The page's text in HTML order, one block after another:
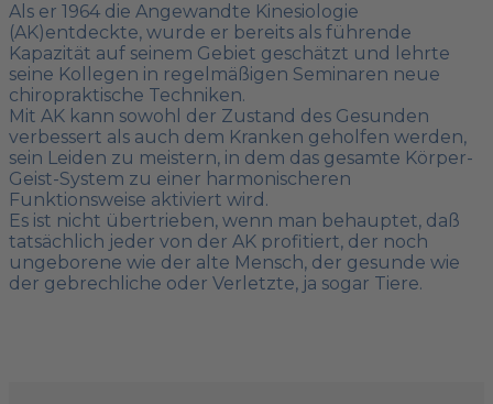
Als er 1964 die Angewandte Kinesiologie
(AK)entdeckte, wurde er bereits als führende
Kapazität auf seinem Gebiet geschätzt und lehrte
seine Kollegen in regelmäßigen Seminaren neue
chiropraktische Techniken.
Mit AK kann sowohl der Zustand des Gesunden
verbessert als auch dem Kranken geholfen werden,
sein Leiden zu meistern, in dem das gesamte Körper-
Geist-System zu einer harmonischeren
Funktionsweise aktiviert wird.
Es ist nicht übertrieben, wenn man behauptet, daß
tatsächlich jeder von der AK profitiert, der noch
ungeborene wie der alte Mensch, der gesunde wie
der gebrechliche oder Verletzte, ja sogar Tiere.